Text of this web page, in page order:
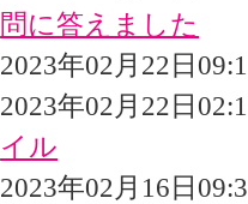
問に答えました
2023年02月22日
2023年02月22日
イル
2023年02月16日